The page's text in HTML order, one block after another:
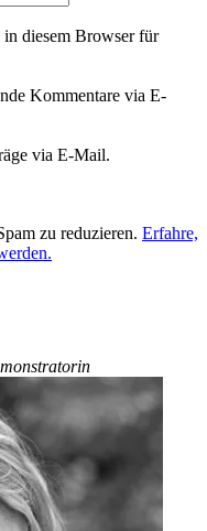
diesem Browser für
Kommentare via E-
via E-Mail.
zu reduzieren. Erfahre,